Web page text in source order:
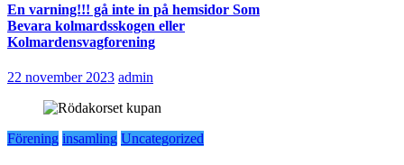
En varning!!! gå inte in på hemsidor Som
Bevara kolmardsskogen eller
Kolmardensvagforening
22 november 2023 admin
Förening insamling Uncategorized